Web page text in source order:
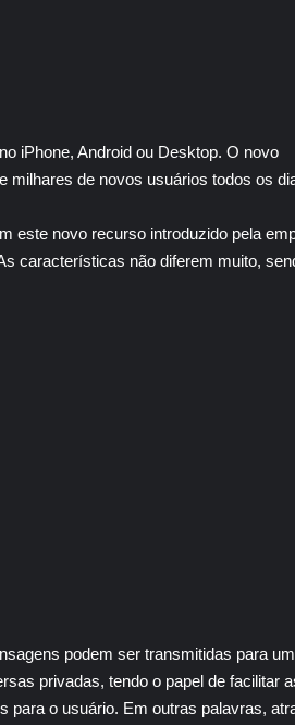
​​iPhone, Android ou Desktop. O novo
milhares de novos usuários todos os
este novo recurso introduzido pela
características não diferem muito,
podem ser transmitidas para um
privadas, tendo o papel de facilitar
para o usuário. Em outras palavras,